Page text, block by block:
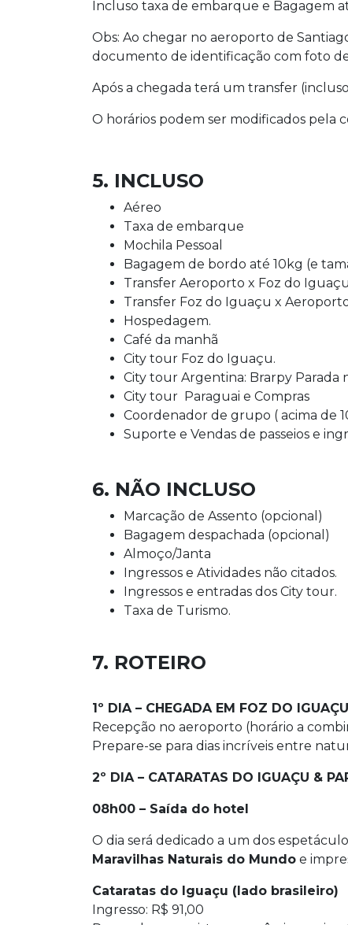
Incluso taxa de embarque e Bagagem
Obs: Ao chegar no aeroporto de
documento de identificação com foto
Após a chegada terá um transfer
O horários podem ser modificados pela
5. INCLUSO
Aéreo
Taxa de embarque
Mochila Pessoal
Bagagem de bordo até 10kg (e
Transfer Aeroporto x Foz do
Transfer Foz do Iguaçu x
Hospedagem.
Café da manhã
City tour Foz do Iguaçu.
City tour Argentina: Brarpy Parada
City tour Paraguai e Compras
Coordenador de grupo ( acima de
Suporte e Vendas de passeios e
6. NÃO INCLUSO
Marcação de Assento (opcional)
Bagagem despachada (opcional)
Almoço/Janta
Ingressos e Atividades não citados.
Ingressos e entradas dos City tour.
Taxa de Turismo.
7. ROTEIRO
1º DIA – CHEGADA EM FOZ DO IGUAÇU
Recepção no aeroporto (horário a
Prepare-se para dias incríveis entre
2º DIA – CATARATAS DO IGUAÇU &
08h00 – Saída do hotel
O dia será dedicado a um dos
Maravilhas Naturais do Mundo e
Cataratas do Iguaçu (lado brasileiro)
Ingresso: R$ 91,00